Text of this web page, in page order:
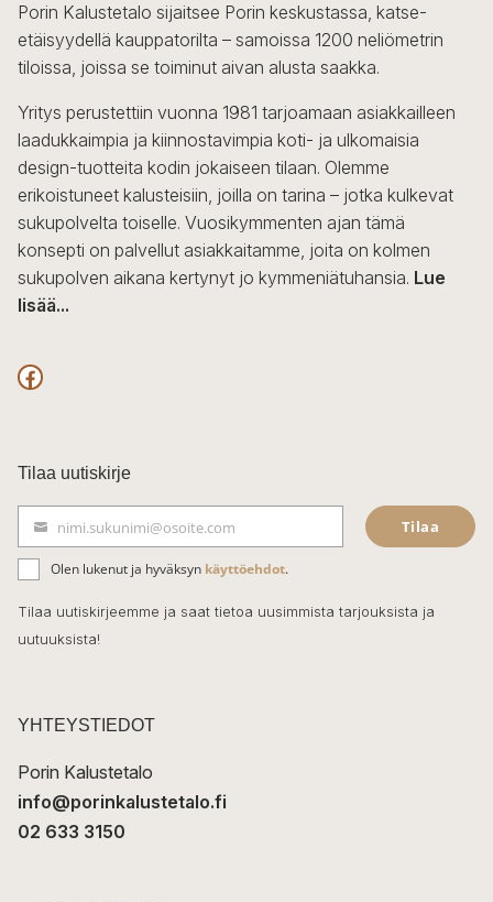
tehdä
valinnat
tuotteen
sivulla.
Porin Kalustetalo sijaitsee Porin keskustassa, katse-
etäisyydellä kauppatorilta – samoissa 1200 neliömetrin
tiloissa, joissa se toiminut aivan alusta saakka.
Yritys perustettiin vuonna 1981 tarjoamaan asiakkailleen
laadukkaimpia ja kiinnostavimpia koti- ja ulkomaisia
design-tuotteita kodin jokaiseen tilaan. Olemme
erikoistuneet kalusteisiin, joilla on tarina – jotka kulkevat
sukupolvelta toiselle. Vuosikymmenten ajan tämä
konsepti on palvellut asiakkaitamme, joita on kolmen
sukupolven aikana kertynyt jo kymmeniätuhansia. Lue
lisää...
F
c
e
b
o
o
k
Tilaa uutiskirje
ä
h
k
t
nimi.sukunimi@osoite.com Tilaa
Olen lukenut ja hyväksyn käyttöehdot.
Tilaa uutiskirjeemme ja saat tietoa uusimmista tarjouksista ja
uutuuksista!
YHTEYSTIEDOT
Porin Kalustetalo
info@porinkalustetalo.fi
02 633 3150